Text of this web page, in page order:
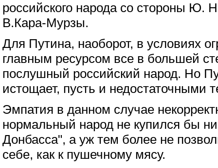
российского народа со стороны
В.Кара-Мурзы.
Для Путина, наоборот, в условиях
главным ресурсом все в большей
послушный российский народ. Но
истощает, пусть и недостаточными
Эмпатия в данном случае
нормальный народ не купился бы
Донбасса", а уж тем более не
себе, как к пушечному мясу.